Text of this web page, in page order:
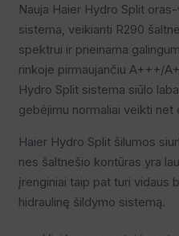
Nauja Haier Hydro Split
sistema, veikianti R290
spektrui ir prieinama
rinkoje pirmaujančiu A+++/
Hydro Split sistema siūlo
gebėjimu normaliai veikti
Haier Hydro Split šilumos
nes šaltnešio kontūras yra
įrenginiai taip pat turi vidaus
hidraulinę šildymo sistemą.